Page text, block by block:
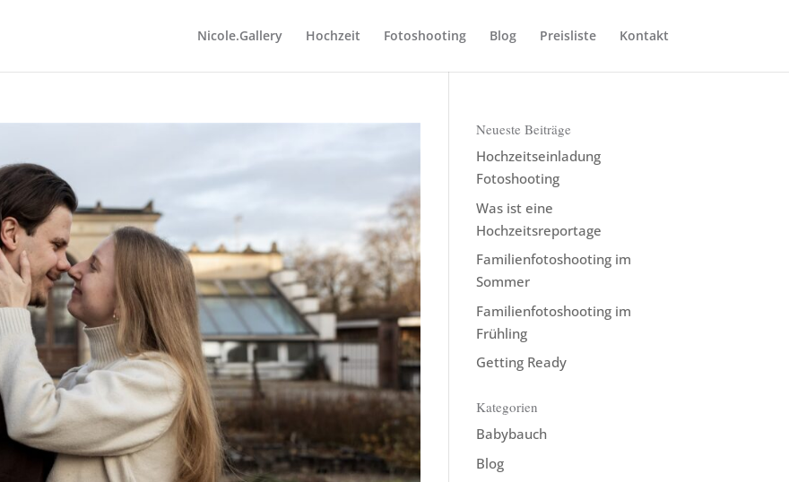
Nicole.Gallery Hochzeit Fotoshooting Blog Preisliste Kontakt
Neueste Beiträge
Hochzeitseinladung
Fotoshooting
Was ist eine
Hochzeitsreportage
Familienfotoshooting im
Sommer
Familienfotoshooting im
Frühling
Getting Ready
Kategorien
Babybauch
Blog